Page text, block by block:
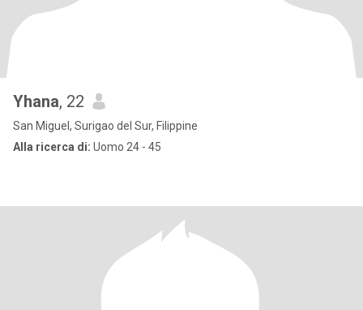
Yhana, 22
San Miguel, Surigao del Sur, Filippine
Alla ricerca di: Uomo 24 - 45